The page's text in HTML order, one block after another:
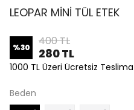
LEOPAR MİNİ TÜL ETEK
%30 400 TL
280 TL
1000 TL Üzeri Ücretsiz
Beden